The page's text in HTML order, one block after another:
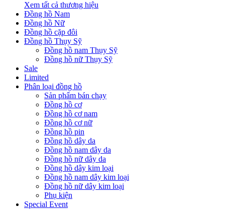
Xem tất cả thương hiệu
Đồng hồ Nam
Đồng hồ Nữ
Đồng hồ cặp đôi
Đồng hồ Thụy Sỹ
Đồng hồ nam Thụy Sỹ
Đồng hồ nữ Thụy Sỹ
Sale
Limited
Phân loại đồng hồ
Sản phẩm bán chạy
Đồng hồ cơ
Đồng hồ cơ nam
Đồng hồ cơ nữ
Đồng hồ pin
Đồng hồ dây da
Đồng hồ nam dây da
Đồng hồ nữ dây da
Đồng hồ dây kim loại
Đồng hồ nam dây kim loại
Đồng hồ nữ dây kim loại
Phụ kiện
Special Event